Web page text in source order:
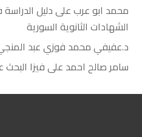
محمد ابو عربعلىدليل
الشهادات الثانوية السورية
د.عفيفي محمد فوزي عبد
سامر صالح احمد علىفيزا